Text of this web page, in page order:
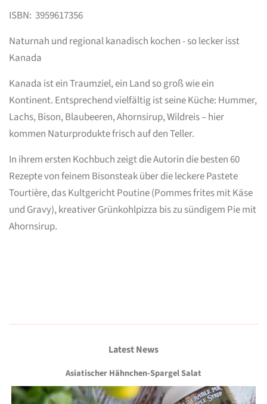
ISBN: 3959617356
Naturnah und regional kanadisch kochen - so lecker isst
Kanada
Kanada ist ein Traumziel, ein Land so groß wie ein
Kontinent. Entsprechend vielfältig ist seine Küche: Hummer,
Lachs, Bison, Blaubeeren, Ahornsirup, Wildreis– hier
kommen Naturprodukte frisch auf den Teller.
In ihrem ersten Kochbuch zeigt die Autorin die besten 60
Rezeptevon feinem Bisonsteaküber die leckerePastete
Tourtière, das KultgerichtPoutine(Pommes frites mit Käse
und Gravy), kreativerGrünkohlpizza bis zu sündigem Pie mit
Ahornsirup.
Latest News
Asiatischer Hähnchen-Spargel Salat